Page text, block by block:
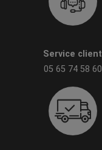
Service client
05 65 74 58 60